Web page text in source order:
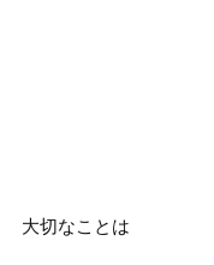
大切なことは